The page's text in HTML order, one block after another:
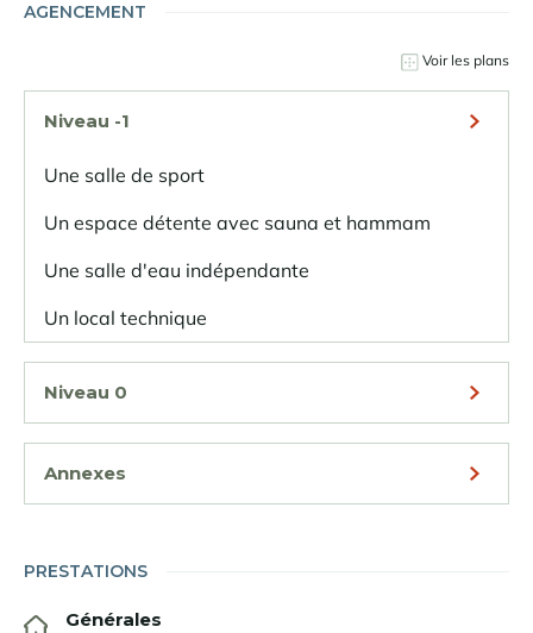
AGENCEMENT
Voir les plans
Niveau -1
Une salle de sport
Un espace détente avec sauna et hammam
Une salle d'eau indépendante
Un local technique
Niveau 0
Annexes
PRESTATIONS
Générales